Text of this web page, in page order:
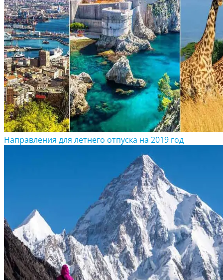
Направления для летнего отпуска на 2019 год